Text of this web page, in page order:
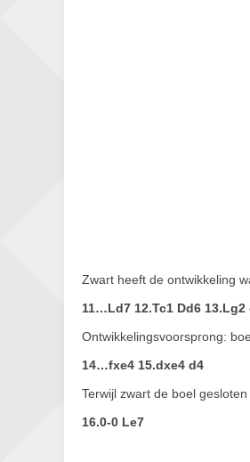
Zwart heeft de ontwikkeling
11…Ld7 12.Tc1 Dd6 13.Lg2
Ontwikkelingsvoorsprong:
14…fxe4 15.dxe4 d4
Terwijl zwart de boel
16.0-0 Le7